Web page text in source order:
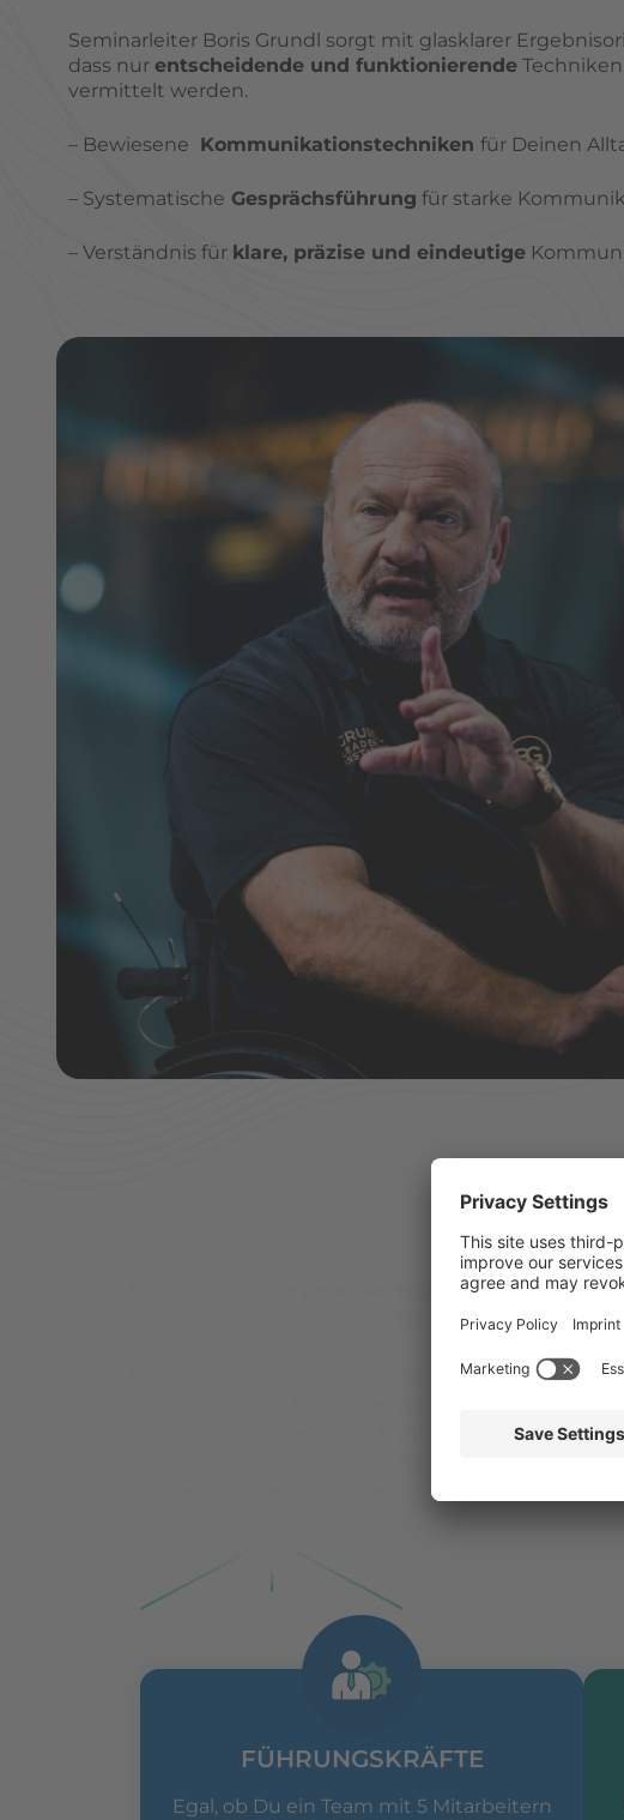
Seminarleiter Boris Grundl sorgt mit glasklarer
dass nur entscheidende und funktionierende
vermittelt werden.
– Bewiesene Kommunikationstechniken für Deinen
– Systematische Gesprächsführung für starke
– Verständnis für klare, präzise und eindeutige
FÜR WEN
ergebnisorientierteMenschen.
bist oder als Führungskraft die Verantwortung für
für alle, die
entscheidenden Kompetenzen deutlich
Denn ab einem gewissen Punkt kommst Du an
Klarheit darüber,
FÜHRUNGSKRÄFTE
Egal, ob Du ein Team mit 5 Mitarbeitern